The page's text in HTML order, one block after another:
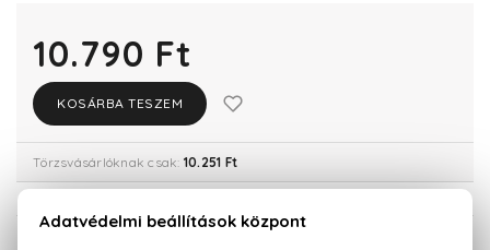
10.790 Ft
KOSÁRBA TESZEM
Törzsvásárlóknak csak: 10.251 Ft
KISZERELÉS KIVÁLASZTÁSA